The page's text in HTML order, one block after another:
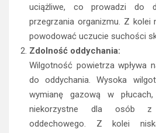
uciążliwe, co prowadzi do
przegrzania organizmu. Z kolei
powodować uczucie suchości
Zdolność oddychania:
Wilgotność powietrza wpływa
do oddychania. Wysoka
wymianę gazową w
niekorzystne dla osób z
oddechowego. Z kolei